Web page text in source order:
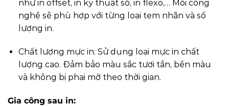
như in offset, in kỹ thuật số, in flexo,… Mỗi công
nghệ sẽ phù hợp với từng loại tem nhãn và số
lượng in.
Chất lượng mực in: Sử dụng loại mực in chất
lượng cao. Đảm bảo màu sắc tươi tắn, bền màu
và không bị phai mờ theo thời gian.
Gia công sau in: